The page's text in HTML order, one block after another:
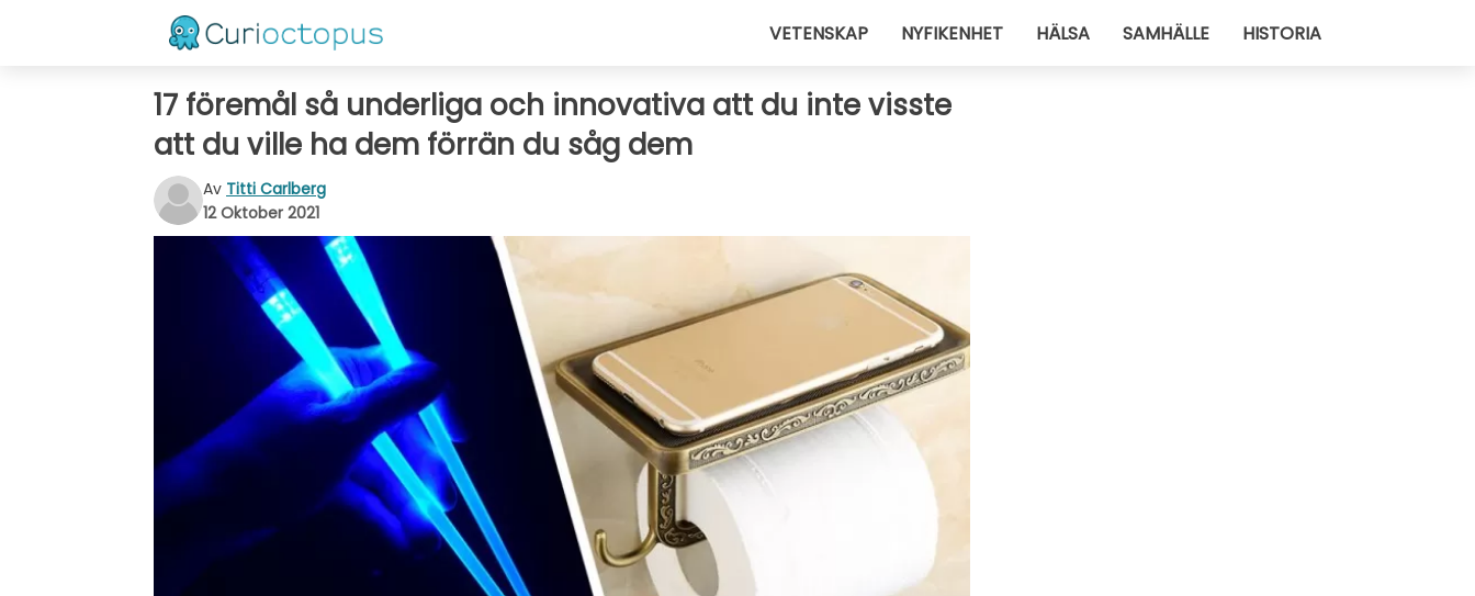
VETENSKAP NYFIKENHET HÄLSA SAMHÄLLE HISTORIA
17 föremål så underliga och innovativa att du inte visste
att du ville ha dem förrän du såg dem
Av Titti Carlberg
12 Oktober 2021